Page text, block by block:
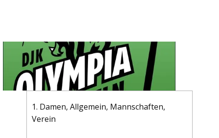
1. Damen, Allgemein, Mannschaften,
Verein